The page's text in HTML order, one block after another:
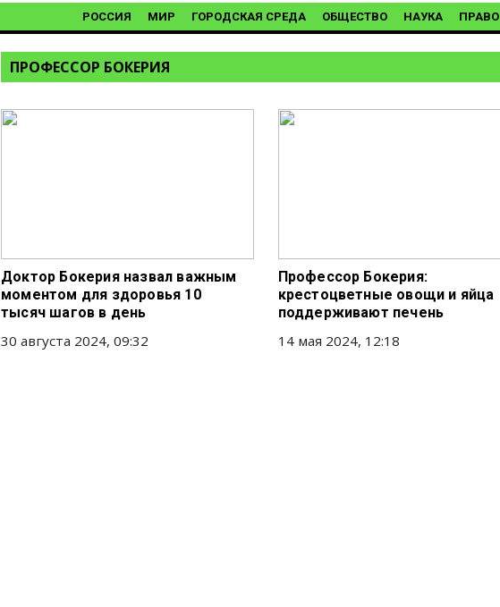
РОССИЯ МИР ГОРОДСКАЯ СРЕДА ОБЩЕСТВО НАУКА ПРАВО
ПРОФЕССОР БОКЕРИЯ
Доктор Бокерия назвал важным
моментом для здоровья 10
тысяч шагов в день
30 августа 2024, 09:32
Профессор Бокерия:
крестоцветные овощи и яйца
поддерживают печень
14 мая 2024, 12:18